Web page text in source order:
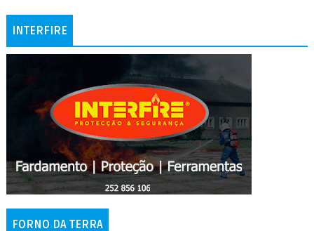
INTERFIRE
FORNO DA TERRA